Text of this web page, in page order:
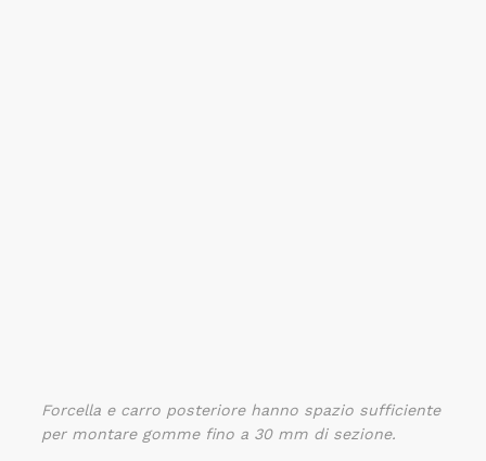
Forcella e carro posteriore hanno spazio sufficiente
per montare gomme fino a 30 mm di sezione.